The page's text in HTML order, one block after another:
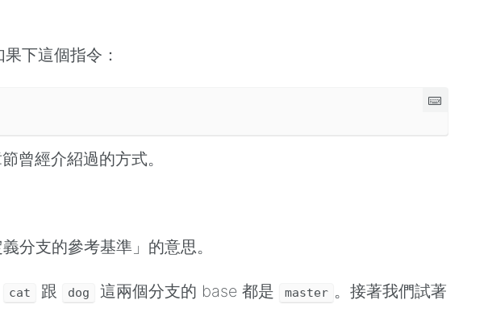
下這個指令：
節曾經介紹過的方式。
分支的參考基準」的意思。
cat 跟 dog 這兩個分支的 base 都是 master 。接著我們試著